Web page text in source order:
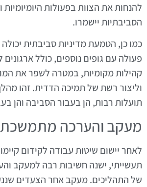
להנחות את הצוות בפעולות
הסביבתיות יישמרו.
כמו כן, הטמעת מדיניות סביבתית יכולה
פעולה עם גופים נוספים, כולל
קהילות מקומיות, במטרה לשפר את
וליצור רשת של תמיכה הדדית. זהו
תועלות רבות, הן בעבור הסביבה והן
מעקב והערכה מתמשכת
לאחר יישום שיטות עבודה לקידום
תעשייתי, ישנה חשיבות רבה למעקב
של התהליכים. מעקב אחר הצעדים